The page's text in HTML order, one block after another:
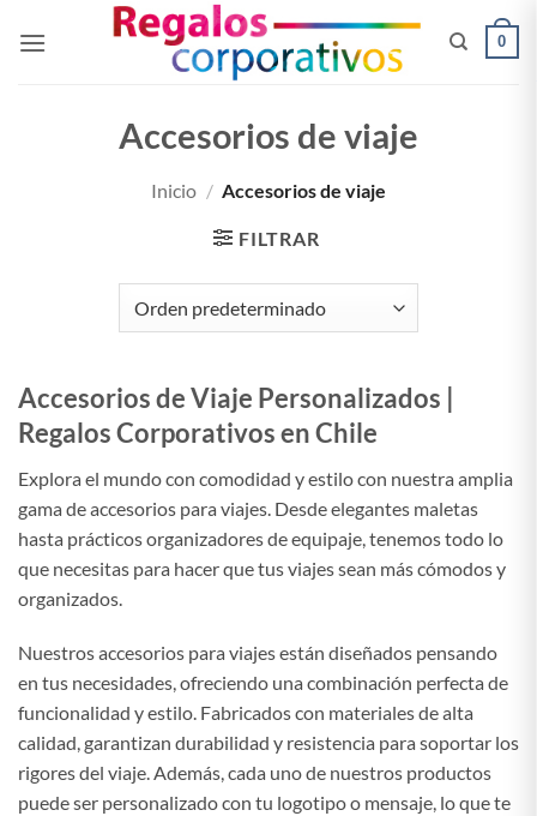
0
Accesorios de viaje
Inicio / Accesorios de viaje
FILTRAR
Accesorios de Viaje Personalizados |
Regalos Corporativos en Chile
Explora el mundo con comodidad y estilo con nuestra amplia
gama de accesorios para viajes. Desde elegantes maletas
hasta prácticos organizadores de equipaje, tenemos todo lo
que necesitas para hacer que tus viajes sean más cómodos y
organizados.
Nuestros accesorios para viajes están diseñados pensando
en tus necesidades, ofreciendo una combinación perfecta de
funcionalidad y estilo. Fabricados con materiales de alta
calidad, garantizan durabilidad y resistencia para soportar los
rigores del viaje. Además, cada uno de nuestros productos
puede ser personalizado con tu logotipo o mensaje, lo que te